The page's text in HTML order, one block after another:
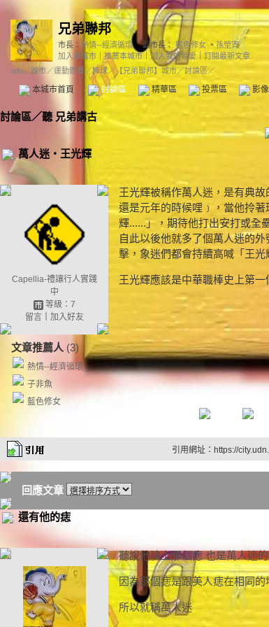
兄弟聯邦
市長： 熱情--經濟循環 副市長： 藍色修女 、 孫塋寊
加入本城市 ｜推薦本城市｜加入我的最愛｜訂閱最新文章
udn／城市／運動競賽／棒球／【兄弟聯邦】城市／討論區／
本城市首頁 討論區 精華區 投票區 影
討論區／聽 兄弟講古
萬人迷‧王光輝
Capellia-禮讓行人實踐
中
等級：7
留言｜ 加入好友
文章推薦人 (3)
熱情--經濟循環
子非魚
藍色修女
王光輝被稱作萬人迷，是有典
還是元年的時候哩﹞，當他拎
輝......」，期待他打出安打或全
自此以後他就多了個萬人迷的
擊，象迷們都會持續高喊「王
王光輝應該是中華職棒史上第
引用網址：https://
回應文章
還有他的痣
聽說他臉上那個痣 也是萬人迷
因為那個痣是跟美人痣在相同的
所以就稱萬人迷